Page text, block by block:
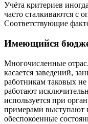
Учёта критериев
часто сталкиваются с
Соответствующие
Имеющийся
Многочисленные
касается заведений,
работникам таковых
работают
используется при
примерами
обеспокоенные